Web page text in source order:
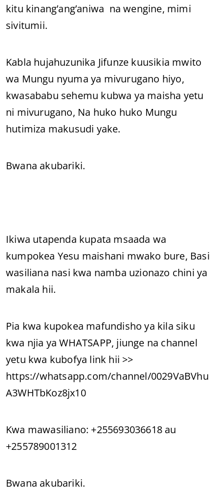
kitu kinang’ang’aniwa na wengine, mimi
sivitumii.
Kabla hujahuzunika Jifunze kuusikia mwito
wa Mungu nyuma ya mivurugano hiyo,
kwasababu sehemu kubwa ya maisha yetu
ni mivurugano, Na huko huko Mungu
hutimiza makusudi yake.
Bwana akubariki.
Ikiwa utapenda kupata msaada wa
kumpokea Yesu maishani mwako bure, Basi
wasiliana nasi kwa namba uzionazo chini ya
makala hii.
Pia kwa kupokea mafundisho ya kila siku
kwa njia ya WHATSAPP, jiunge na channel
yetu kwa kubofya link hii >>
https://whatsapp.com/channel/0029VaBVhu
A3WHTbKoz8jx10
Kwa mawasiliano: +255693036618 au
+255789001312
Bwana akubariki.